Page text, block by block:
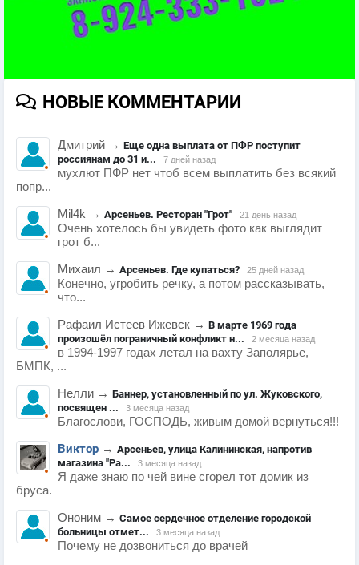
НОВЫЕ КОММЕНТАРИИ
Дмитрий → Еще одна выплата от ПФР поступит
россиянам до 31 и...
7 дней назад
мухлют ПФР нет чтоб всем выплатить без всякий
попр...
Mil4k → Арсеньев. Ресторан "Грот" 21 день назад
Очень хотелось бы увидеть фото как выглядит
грот б...
Михаил → Арсеньев. Где купаться? 25 дней назад
Конечно, угробить речку, а потом рассказывать,
что...
Рафаил Истеев Ижевск → В марте 1969 года
произошёл пограничный конфликт н...
2 месяца назад
в 1994-1997 годах летал на вахту Заполярье,
БМПК, ...
Нелли → Баннер, установленный по ул. Жуковского,
посвящен ...
3 месяца назад
Благослови, ГОСПОДЬ, живым домой вернуться!!!
Виктор → Арсеньев, улица Калининская, напротив
магазина "Ра...
3 месяца назад
Я даже знаю по чей вине сгорел тот домик из
бруса.
Ононим → Самое сердечное отделение городской
больницы отмет...
3 месяца назад
Почему не дозвониться до врачей